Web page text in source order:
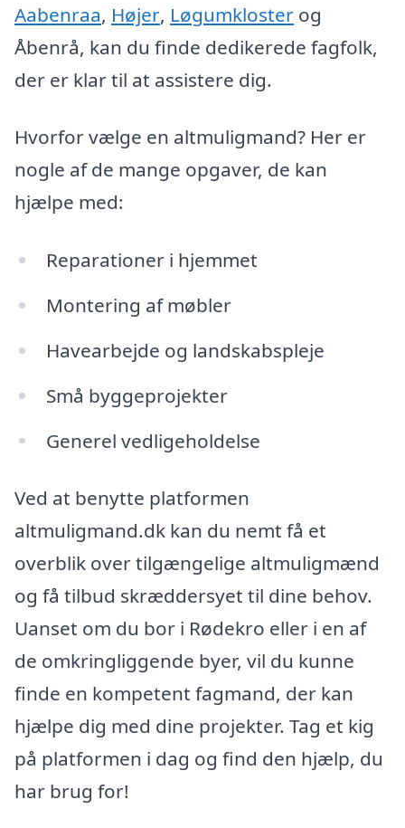
Aabenraa, Højer, Løgumkloster og
Åbenrå, kan du finde dedikerede fagfolk,
der er klar til at assistere dig.
Hvorfor vælge en altmuligmand? Her er
nogle af de mange opgaver, de kan
hjælpe med:
Reparationer i hjemmet
Montering af møbler
Havearbejde og landskabspleje
Små byggeprojekter
Generel vedligeholdelse
Ved at benytte platformen
altmuligmand.dk kan du nemt få et
overblik over tilgængelige altmuligmænd
og få tilbud skræddersyet til dine behov.
Uanset om du bor i Rødekro eller i en af
de omkringliggende byer, vil du kunne
finde en kompetent fagmand, der kan
hjælpe dig med dine projekter. Tag et kig
på platformen i dag og find den hjælp, du
har brug for!